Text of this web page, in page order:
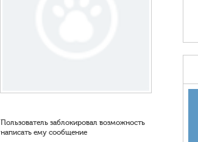
Пользователь заблокировал возможность
написать ему сообщение